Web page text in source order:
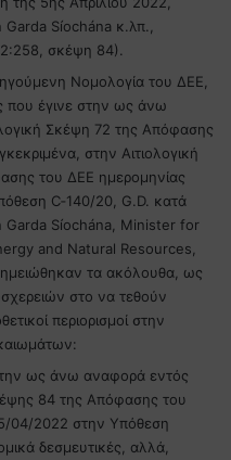
Síochána κ.λπ.,
σκέψη 84).
Νομολογία του ΔΕΕ,
έγινε στην ως άνω
Σκέψη 72 της Απόφασης
στην Αιτιολογική
του ΔΕΕ ημερομηνίας
C‑140/20, G.D. κατά
Garda Síochána, Minister for
and Natural Resources,
τα ακόλουθα, ως
στο να τεθούν
περιορισμοί στην
ως άνω αναφορά εντός
84 της Απόφασης του
04/2022 στην Υπόθεση
δεσμευτικές, αλλά,